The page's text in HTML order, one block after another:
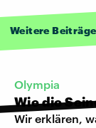
Weitere Beiträge
Olympia
Wie die
Wir erklären,